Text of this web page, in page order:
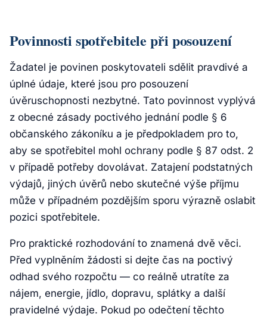
Povinnosti spotřebitele při posouzení
Žadatel je povinen poskytovateli sdělit pravdivé a
úplné údaje, které jsou pro posouzení
úvěruschopnosti nezbytné. Tato povinnost vyplývá
z obecné zásady poctivého jednání podle § 6
občanského zákoníku a je předpokladem pro to,
aby se spotřebitel mohl ochrany podle § 87 odst. 2
v případě potřeby dovolávat. Zatajení podstatných
výdajů, jiných úvěrů nebo skutečné výše příjmu
může v případném pozdějším sporu výrazně oslabit
pozici spotřebitele.
Pro praktické rozhodování to znamená dvě věci.
Před vyplněním žádosti si dejte čas na poctivý
odhad svého rozpočtu — co reálně utratíte za
nájem, energie, jídlo, dopravu, splátky a další
pravidelné výdaje. Pokud po odečtení těchto